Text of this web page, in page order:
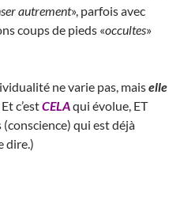
autrement», parfois avec
coups de pieds «occultes»
ne varie pas, maiselle
Et c’estCELAqui évolue, ET
(conscience) qui est déjà
dire.)